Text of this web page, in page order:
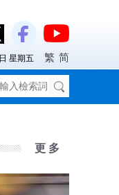
星期五 繁 简
更 多